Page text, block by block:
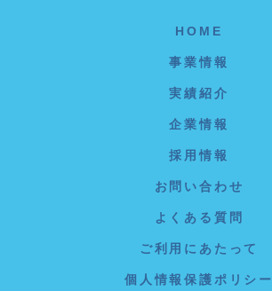
HOME
事業情報
実績紹介
企業情報
採用情報
お問い合わせ
よくある質問
ご利用にあたって
個人情報保護ポリシー